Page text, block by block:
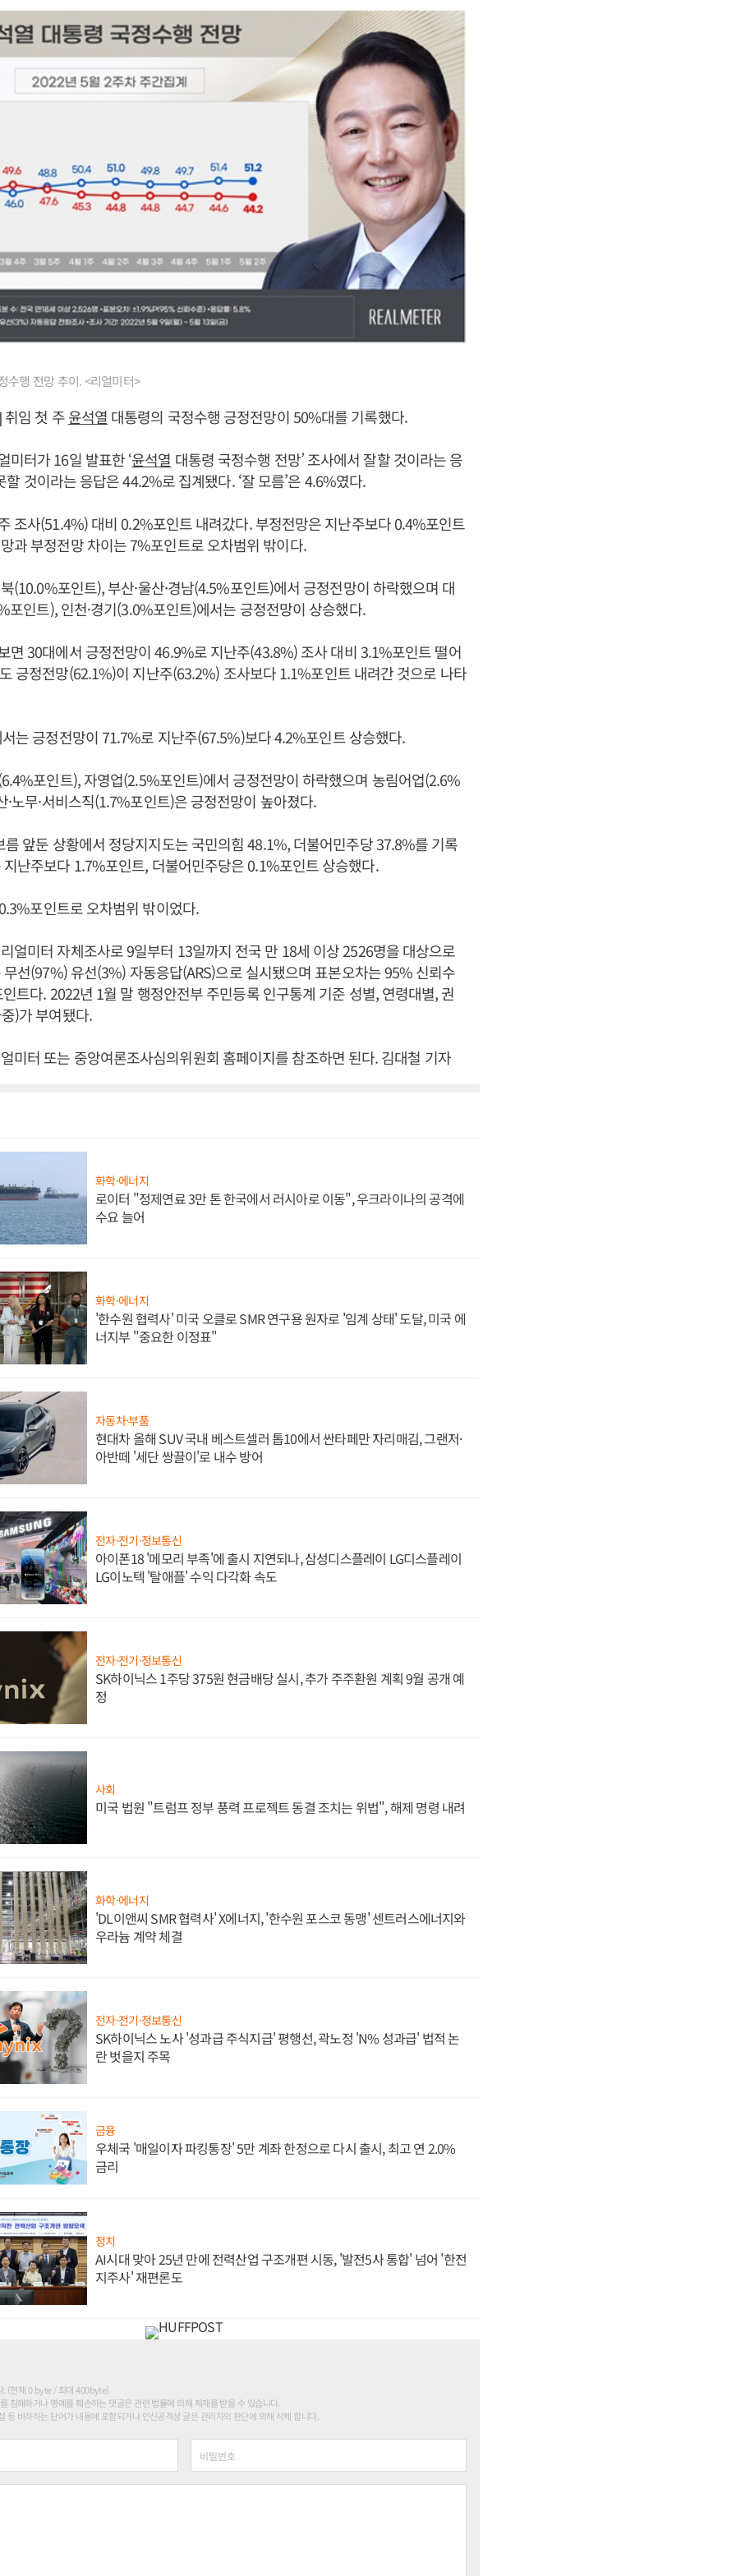
수행 전망 추이. <리얼미터>
임 첫 주윤석열 대통령의 국정수행 긍정전망이 50%대를 기록했다.
미터가 16일 발표한 ‘윤석열 대통령 국정수행 전망’ 조사에서 잘할 것이라는 응
것이라는 응답은 44.2%로 집계됐다. ‘잘 모름’은 4.6%였다.
조사(51.4%) 대비 0.2%포인트 내려갔다. 부정전망은 지난주보다 0.4%포인트
과 부정전망 차이는 7%포인트로 오차범위 밖이다.
(10.0%포인트), 부산·울산·경남(4.5%포인트)에서 긍정전망이 하락했으며 대
포인트), 인천·경기(3.0%포인트)에서는 긍정전망이 상승했다.
면 30대에서 긍정전망이 46.9%로 지난주(43.8%) 조사 대비 3.1%포인트 떨어
긍정전망(62.1%)이 지난주(63.2%) 조사보다 1.1%포인트 내려간 것으로 나타
는 긍정전망이 71.7%로 지난주(67.5%)보다 4.2%포인트 상승했다.
포인트), 자영업(2.5%포인트)에서 긍정전망이 하락했으며 농림어업(2.6%
·노무·서비스직(1.7%포인트)은 긍정전망이 높아졌다.
름 앞둔 상황에서 정당지지도는 국민의힘 48.1%, 더불어민주당 37.8%를 기록
난주보다 1.7%포인트, 더불어민주당은 0.1%포인트 상승했다.
포인트로 오차범위 밖이었다.
얼미터 자체조사로 9일부터 13일까지 전국 만 18세 이상 2526명을 대상으로
선(97%) 유선(3%) 자동응답(ARS)으로 실시됐으며 표본오차는 95% 신뢰수
트다. 2022년 1월 말 행정안전부 주민등록 인구통계 기준 성별, 연령대별, 권
)가 부여됐다.
미터 또는 중앙여론조사심의위원회 홈페이지를 참조하면 된다. 김대철 기자
화학·에너지
로이터 "정제연료 3만 톤 한국에서 러시아로 이동", 우크라이나의 공격에
수요 늘어
화학·에너지
'한수원 협력사' 미국 오클로 SMR 연구용 원자로 '임계 상태' 도달, 미국 에
너지부 "중요한 이정표"
자동차·부품
현대차 올해 SUV 국내 베스트셀러 톱10에서 싼타페만 자리매김, 그랜저·
아반떼 '세단 쌍끌이'로 내수 방어
전자·전기·정보통신
아이폰18 '메모리 부족'에 출시 지연되나, 삼성디스플레이 LG디스플레이
LG이노텍 '탈애플' 수익 다각화 속도
전자·전기·정보통신
SK하이닉스 1주당 375원 현금배당 실시, 추가 주주환원 계획 9월 공개 예
정
사회
미국 법원 "트럼프 정부 풍력 프로젝트 동결 조치는 위법", 해제 명령 내려
화학·에너지
'DL이앤씨 SMR 협력사' X에너지, '한수원 포스코 동맹' 센트러스에너지와
우라늄 계약 체결
전자·전기·정보통신
SK하이닉스 노사 '성과급 주식지급' 평행선, 곽노정 'N% 성과급' 법적 논
란 벗을지 주목
금융
우체국 '매일이자 파킹통장' 5만 계좌 한정으로 다시 출시, 최고 연 2.0%
금리
정치
AI시대 맞아 25년 만에 전력산업 구조개편 시동, '발전5사 통합' 넘어 '한전
지주사' 재편론도
. (현재 0 byte / 최대 400byte)
침해하거나 명예를 훼손하는 댓글은 관련 법률에 의해 제재를 받을 수 있습니다.
등 비하하는 단어가 내용에 포함되거나 인신공격성 글은 관리자의 판단에 의해 삭제 합니다.